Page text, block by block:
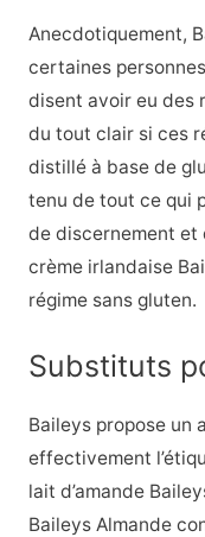
Anecdotiquement,
certaines
disent avoir eu des
du tout clair si ces
distillé à base de
tenu de tout ce qui
de discernement et
crème irlandaise
régime sans gluten.
Substituts
Baileys propose un
effectivement
lait d’amande
Baileys Almande